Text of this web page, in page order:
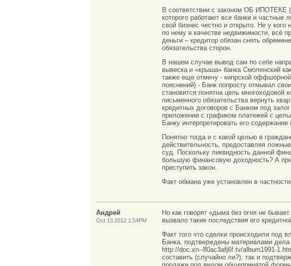
В соответствии с законом ОБ
которого работают все банки и
свой бизнес честно и открыто. Не у
по нему в качестве недвижимости, всё
деньги – кредитор обязан снять
обязательства сторон.
В нашем случае вывод сам по себе
вывеска и «крыша» банка Смоленский
также еще отмечу - кипрской
пояснений) - Банк попросту отмывал
становится понятна цель многоходовой
письменного обязательства вернуть
кредитных договоров с Банком под
приложении с графиком платежей с
Банку интерпретировать его содержание
Понятно тогда и с какой целью в
действительность, предоставляя
суд. Поскольку ликвидность данной
большую финансовую доходность? А
преступить закон.
Факт обмана уже установлен в
Андрей
Oct 13 2012 1:54PM
Но как говорят «дыма без огня не
вызвало такие последствия его
Факт того что сделки происходили под
Банка, подтверждены материалами
http://doc.xn--80ac3afj6f.tv/album1991-
составить (случайно ли?), так и